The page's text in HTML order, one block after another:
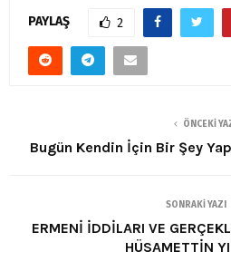
PAYLAŞ 2
ÖNCEKI
Bugün Kendin İçin Bir Şey
SONRAKI YAZI
ERMENİ İDDİLARI VE
HÜSAMETTİN